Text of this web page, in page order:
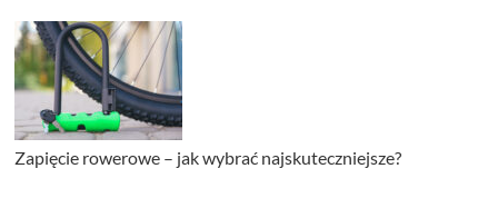
Zapięcie rowerowe – jak wybrać najskuteczniejsze?